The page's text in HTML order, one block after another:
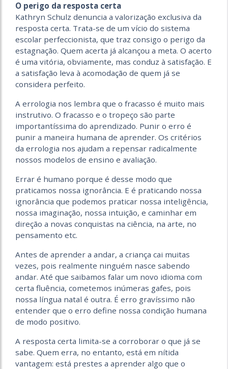
O perigo da resposta certa
Kathryn Schulz denuncia a valorização exclusiva da
resposta certa. Trata-se de um vício do sistema
escolar perfeccionista, que traz consigo o perigo da
estagnação. Quem acerta já alcançou a meta. O acerto
é uma vitória, obviamente, mas conduz à satisfação. E
a satisfação leva à acomodação de quem já se
considera perfeito.
A errologia nos lembra que o fracasso é muito mais
instrutivo. O fracasso e o tropeço são parte
importantíssima do aprendizado. Punir o erro é
punir a maneira humana de aprender. Os critérios
da errologia nos ajudam a repensar radicalmente
nossos modelos de ensino e avaliação.
Errar é humano porque é desse modo que
praticamos nossa ignorância. E é praticando nossa
ignorância que podemos praticar nossa inteligência,
nossa imaginação, nossa intuição, e caminhar em
direção a novas conquistas na ciência, na arte, no
pensamento etc.
Antes de aprender a andar, a criança cai muitas
vezes, pois realmente ninguém nasce sabendo
andar. Até que saibamos falar um novo idioma com
certa fluência, cometemos inúmeras gafes, pois
nossa língua natal é outra. É erro gravíssimo não
entender que o erro define nossa condição humana
de modo positivo.
A resposta certa limita-se a corroborar o que já se
sabe. Quem erra, no entanto, está em nítida
vantagem: está prestes a aprender algo que o